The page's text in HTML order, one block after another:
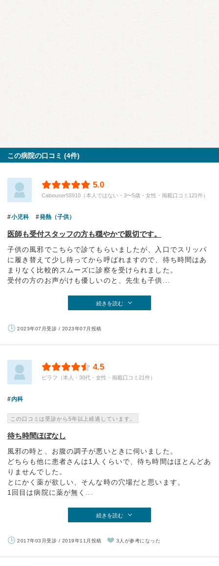
この病院の口コミ (4件)
5.0
Caloouser55910（本人ではない・3〜5歳・女性・掲載口コミ121件）
小児科 発熱（子供）
医師も受付スタッフの方も穏やかで親切です。
子供の風邪でこちらで診てもらいましたが、入口でスリッパ
に履き替えて少し待ってから呼ばれますので、待ち時間はあ
まりなく比較的スムーズに診察を受けられました。
受付の方のお声がけも優しいのと、先生も子供...
続きを読む
2023年07月受診 / 2023年07月投稿
4.5
ピラフ（本人・30代・女性・掲載口コミ21件）
内科
この口コミは受診から5年以上経過しています。
待ち時間ほぼなし
風邪の時と、お腹の調子が悪いときに伺いました。
どちらも他に患者さんは1人くらいで、待ち時間はほとんどあ
りませんでした。
とにかく薬が欲しい、そんな時の穴場だと思います。
1回目は病院に薬が無く...
続きを読む
2017年03月受診 / 2019年11月投稿 3人が参考になった